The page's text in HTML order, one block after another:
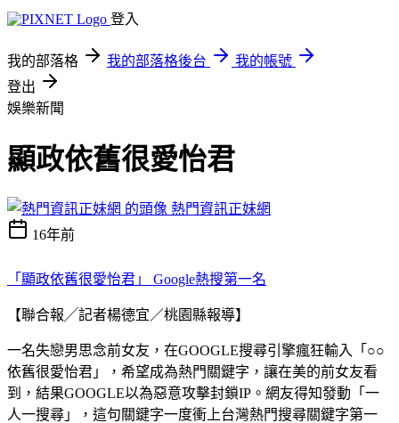
登入
我的部落格 我的部落格後台
我的帳號
登出
娛樂新聞
顯政依舊很愛怡君
熱門資訊正妹網
16年前
「顯政依舊很愛怡君」 Google熱搜第一名
【聯合報╱記者楊德宜／桃園縣報導】
一名失戀男思念前女友，在GOOGLE搜尋引擎瘋狂輸入「○○
依舊很愛怡君」，希望成為熱門關鍵字，讓在美的前女友看
到，結果GOOGLE以為惡意攻擊封鎖IP。網友得知發動「一
人一搜尋」，這句關鍵字一度衝上台灣熱門搜尋關鍵字第一